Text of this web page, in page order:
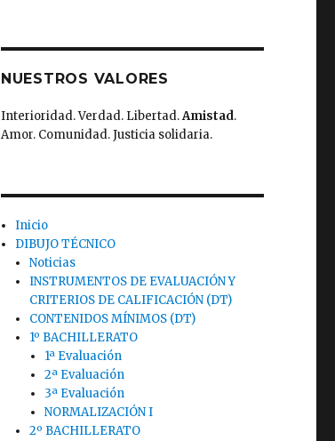
NUESTROS VALORES
Interioridad. Verdad. Libertad.Amistad.
Amor. Comunidad. Justicia solidaria.
Inicio
DIBUJO TÉCNICO
Noticias
INSTRUMENTOS DE EVALUACIÓN Y
CRITERIOS DE CALIFICACIÓN (DT)
CONTENIDOS MÍNIMOS (DT)
1º BACHILLERATO
1ª Evaluación
2ª Evaluación
3ª Evaluación
NORMALIZACIÓN I
2º BACHILLERATO